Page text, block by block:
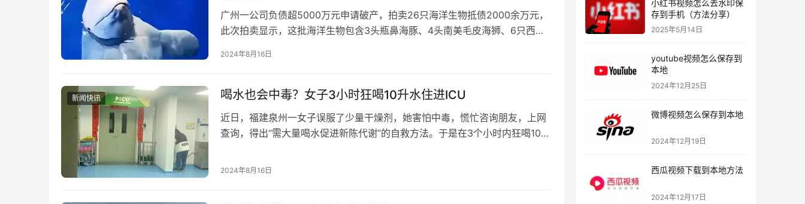
广州一公司负债超5000万元申请破产，拍卖26只海洋生物抵债2000余万元，
此次拍卖显示，这批海洋生物包含3头瓶鼻海豚、4头南美毛皮海狮、6只西太
2024年8月16日
新闻快讯 喝水也会中毒？女子3小时狂喝10升水住进ICU
近日，福建泉州一女子误服了少量干燥剂，她害怕中毒，慌忙咨询朋友，上网
查询，得出“需大量喝水促进新陈代谢”的自救方法。于是在3个小时内狂喝10升
2024年8月16日
小红书视频怎么去水印保
存到手机（方法分享）
2025年5月14日
youtube视频怎么保存到
本地
2024年12月25日
微博视频怎么保存到本地
2024年12月19日
西瓜视频下载到本地方法
2024年12月17日